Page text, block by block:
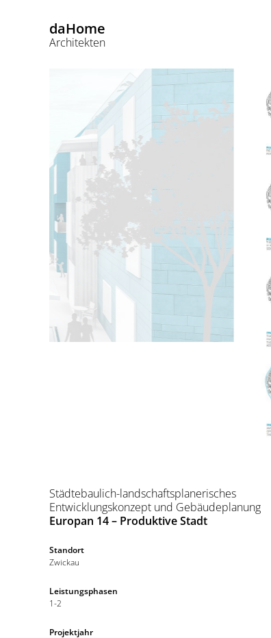
daHome
Architekten
Städtebaulich-landschaftsplanerisches
Entwicklungskonzept und Gebäudeplanung
Europan 14 – Produktive Stadt
Standort
Zwickau
Leistungsphasen
1-2
Projektjahr